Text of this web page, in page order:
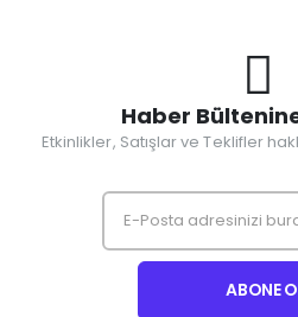
Haber
Etkinlikler, Satışlar ve Teklifler